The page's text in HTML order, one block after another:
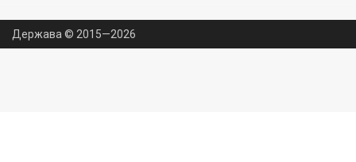
Держава © 2015—2026